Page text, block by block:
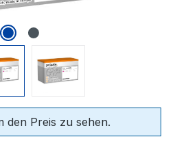
den Preis zu sehen.